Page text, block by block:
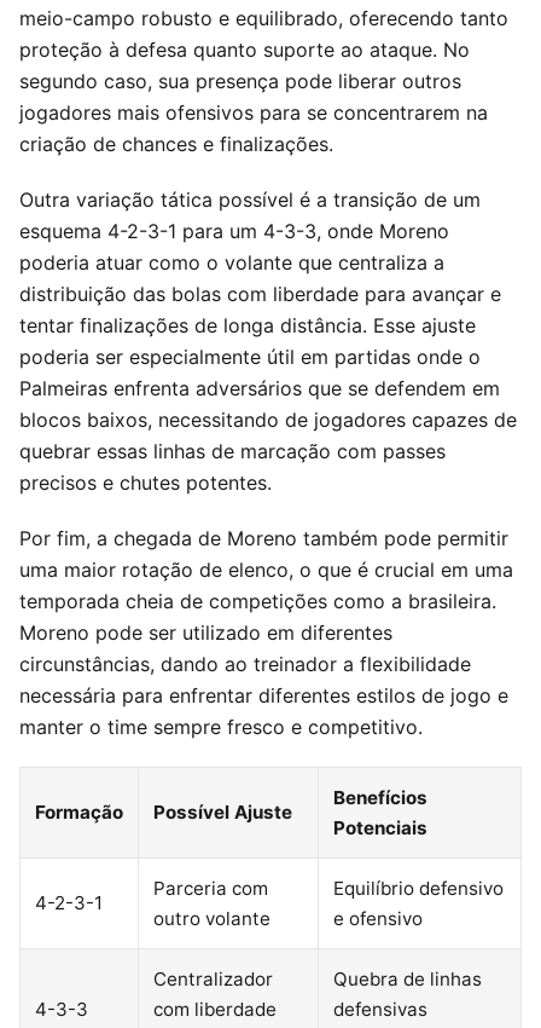
meio-campo robusto e equilibrado, oferecendo tanto
proteção à defesa quanto suporte ao ataque. No
segundo caso, sua presença pode liberar outros
jogadores mais ofensivos para se concentrarem na
criação de chances e finalizações.
Outra variação tática possível é a transição de um
esquema 4-2-3-1 para um 4-3-3, onde Moreno
poderia atuar como o volante que centraliza a
distribuição das bolas com liberdade para avançar e
tentar finalizações de longa distância. Esse ajuste
poderia ser especialmente útil em partidas onde o
Palmeiras enfrenta adversários que se defendem em
blocos baixos, necessitando de jogadores capazes de
quebrar essas linhas de marcação com passes
precisos e chutes potentes.
Por fim, a chegada de Moreno também pode permitir
uma maior rotação de elenco, o que é crucial em uma
temporada cheia de competições como a brasileira.
Moreno pode ser utilizado em diferentes
circunstâncias, dando ao treinador a flexibilidade
necessária para enfrentar diferentes estilos de jogo e
manter o time sempre fresco e competitivo.
Formação Possível Ajuste
Benefícios
Potenciais
4-2-3-1
Parceria com
outro volante
Equilíbrio defensivo
e ofensivo
4-3-3
Centralizador
com liberdade
Quebra de linhas
defensivas